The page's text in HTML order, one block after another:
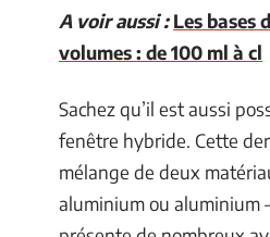
A voir aussi : Les bases
volumes : de 100 ml à cl
Sachez qu’il est aussi
fenêtre hybride. Cette
mélange de deux
aluminium ou aluminium